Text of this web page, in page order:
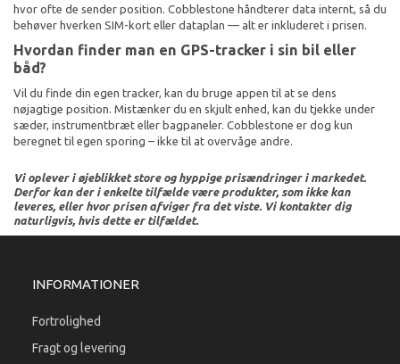
hvor ofte de sender position. Cobblestone håndterer data internt, så du
behøver hverken SIM-kort eller dataplan — alt er inkluderet i prisen.
Hvordan finder man en GPS-tracker i sin bil eller
båd?
Vil du finde din egen tracker, kan du bruge appen til at se dens
nøjagtige position. Mistænker du en skjult enhed, kan du tjekke under
sæder, instrumentbræt eller bagpaneler. Cobblestone er dog kun
beregnet til egen sporing – ikke til at overvåge andre.
Vi oplever i øjeblikket store og hyppige prisændringer i markedet.
Derfor kan der i enkelte tilfælde være produkter, som ikke kan
leveres, eller hvor prisen afviger fra det viste. Vi kontakter dig
naturligvis, hvis dette er tilfældet.
INFORMATIONER
Fortrolighed
Fragt og levering